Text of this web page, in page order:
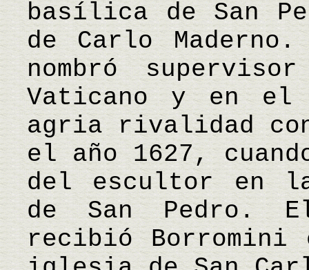
basílica de San
de Carlo
nombró
Vaticano y en el
agria rivalidad
el año 1627,
del escultor en
de San Pedro.
recibió Borromini